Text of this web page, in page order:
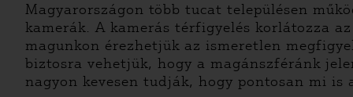
Magyarországon több tucat településen
kamerák. A kamerás térfigyelés korlátozza
magunkon érezhetjük az ismeretlen
biztosra vehetjük, hogy a magánszféránk
nagyon kevesen tudják, hogy pontosan mi